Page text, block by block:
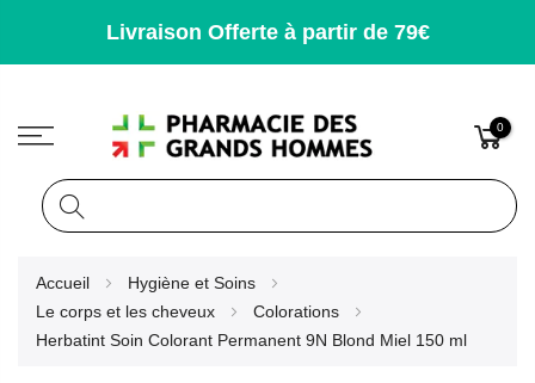
Livraison Offerte à partir de 79€
0
Accueil
Hygiène et Soins
Le corps et les cheveux
Colorations
Herbatint Soin Colorant Permanent 9N Blond Miel 150 ml